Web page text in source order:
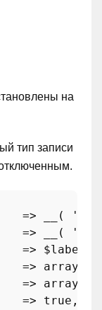
на
тип записи
=>
(
=>
(
=>
$labels
=>
array
=>
array
=>
true ,